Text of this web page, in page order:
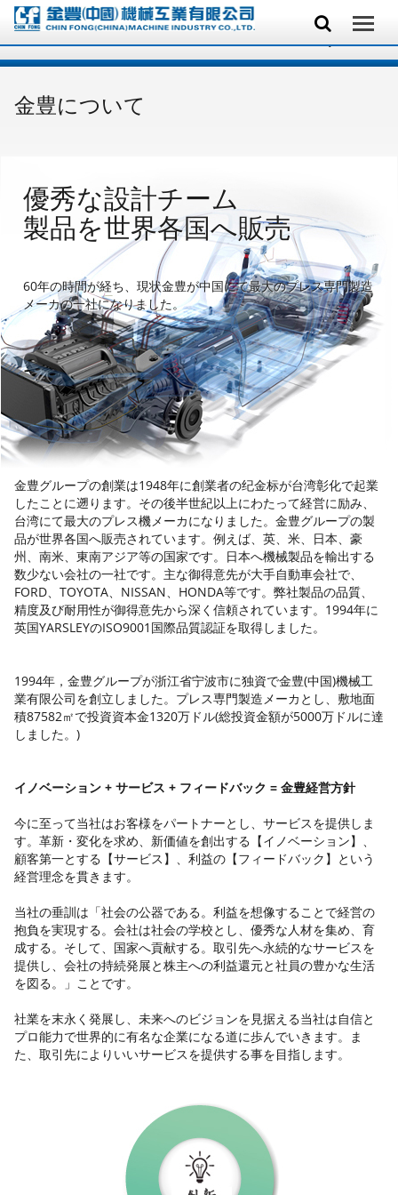
金豊について
優秀な設計チーム
製品を世界各国へ販売
60年の時間が経ち、現状金豊が中国にて最大のプレス専門製造
メーカの一社になりました。
金豊グループの創業は1948年に創業者の纪金标が台湾彰化で起業
したことに遡ります。その後半世紀以上にわたって経営に励み、
台湾にて最大のプレス機メーカになりました。金豊グループの製
品が世界各国へ販売されています。例えば、英、米、日本、豪
州、南米、東南アジア等の国家です。日本へ機械製品を輸出する
数少ない会社の一社です。主な御得意先が大手自動車会社で、
FORD、TOYOTA、NISSAN、HONDA等です。弊社製品の品質、
精度及び耐用性が御得意先から深く信頼されています。1994年に
英国YARSLEYのISO9001国際品質認証を取得しました。
1994年，金豊グループが浙江省宁波市に独資で金豊(中国)機械工
業有限公司を創立しました。プレス専門製造メーカとし、敷地面
積87582㎡で投資資本金1320万ドル(総投資金額が5000万ドルに達
しました。)
イノベーション + サービス + フィードバック = 金豊経営方針
今に至って当社はお客様をパートナーとし、サービスを提供しま
す。革新・変化を求め、新価値を創出する【イノベーション】、
顧客第一とする【サービス】、利益の【フィードバック】という
経営理念を貫きます。
当社の垂訓は「社会の公器である。利益を想像することで経営の
抱負を実現する。会社は社会の学校とし、優秀な人材を集め、育
成する。そして、国家へ貢献する。取引先へ永続的なサービスを
提供し、会社の持続発展と株主への利益還元と社員の豊かな生活
を図る。」ことです。
社業を末永く発展し、未来へのビジョンを見据える当社は自信と
プロ能力で世界的に有名な企業になる道に歩んでいきます。ま
た、取引先によりいいサービスを提供する事を目指します。